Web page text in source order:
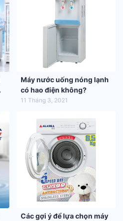
Máy nước uống nóng lạnh
có hao điện không?
11 Tháng 3, 2021
Các gợi ý để lựa chọn máy